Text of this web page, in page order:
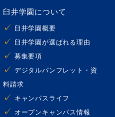
臼井学園について
臼井学園概要
臼井学園が選ばれる理由
募集要項
デジタルパンフレット・資
料請求
キャンパスライフ
オープンキャンパス情報